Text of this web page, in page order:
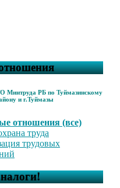
Минтруда РБ по Туймазинскому
и г.Туймазы
отношения (все)
труда
трудовых